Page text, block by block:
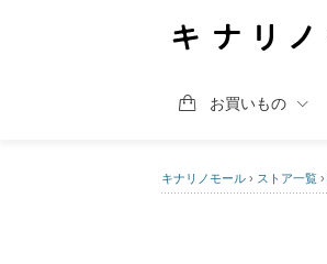
お買いもの
キナリノモール › ストア一覧 ›